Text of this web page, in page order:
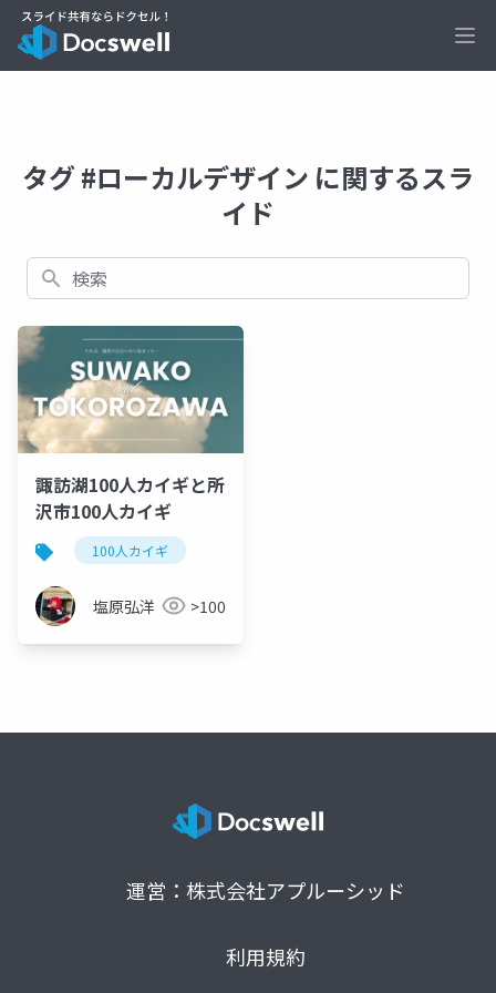
タグ #ローカルデザイン に関するスラ
イド
検索
諏訪湖100人カイギと所
沢市100人カイギ
100人カイギ
塩原弘洋 >100
運営：株式会社アプルーシッド
利用規約